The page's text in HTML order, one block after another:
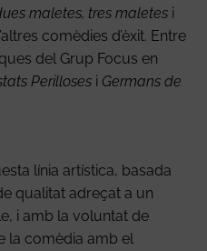
maletes, tres maletes i
comèdies d’èxit. Entre
del Grup Focus en
Perilloses i Germans de
línia artística, basada
qualitat adreçat a un
i amb la voluntat de
la comèdia amb el